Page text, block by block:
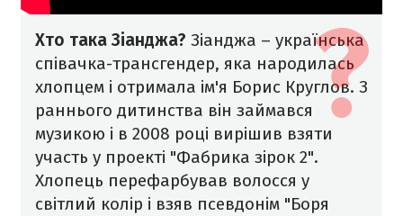
Хто така Зіанджа? Зіанджа – українська
співачка-трансгендер, яка народилась
хлопцем і отримала ім'я Борис Круглов. З
раннього дитинства він займався
музикою і в 2008 році вирішив взяти
участь у проекті "Фабрика зірок 2".
Хлопець перефарбував волосся у
світлий колір і взяв псевдонім "Боря